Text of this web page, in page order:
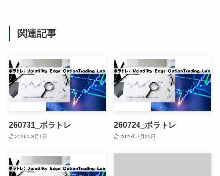
関連記事
260731_ボラトレ
2026年8月1日
260724_ボラトレ
2026年7月25日